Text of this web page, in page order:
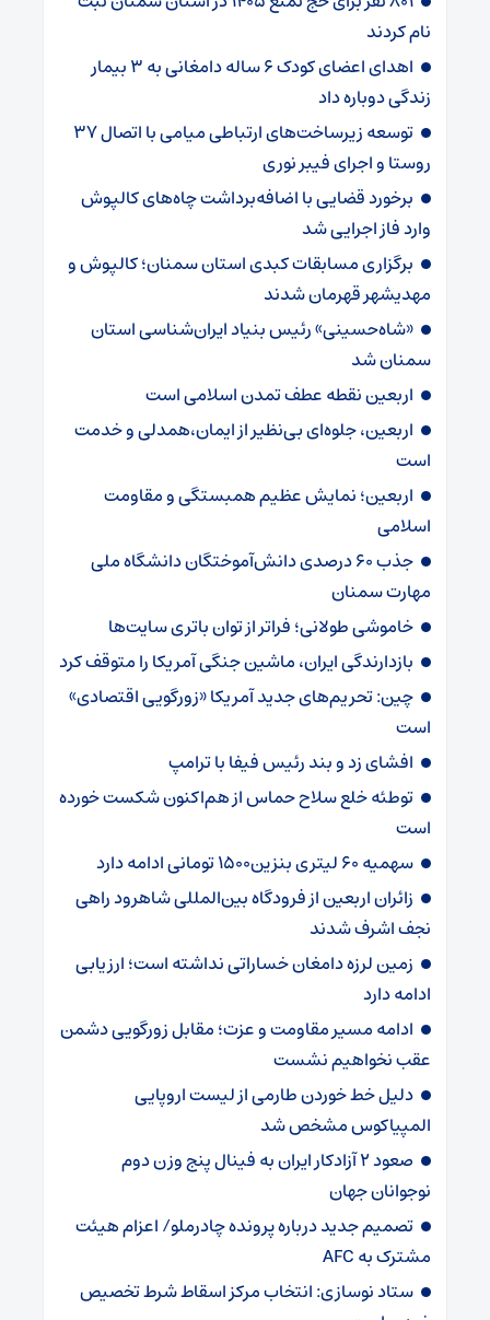
نام کردند
اهدای اعضای کودک ۶ ساله دامغانی به ۳ بیمار
زندگی دوباره داد
توسعه زیرساخت‌های ارتباطی میامی با اتصال ۳۷
روستا و اجرای فیبر نوری
برخورد قضایی با اضافه‌برداشت چاه‌های کالپوش
وارد فاز اجرایی شد
برگزاری مسابقات کبدی استان سمنان؛ کالپوش و
مهدیشهر قهرمان شدند
«شاه‌حسینی» رئیس بنیاد ایران‌شناسی استان
سمنان شد
اربعین نقطه عطف تمدن اسلامی است
اربعین، جلوه‌ای بی‌نظیر از ایمان،همدلی و خدمت
است
اربعین؛ نمایش عظیم همبستگی و مقاومت
اسلامی
جذب ۶۰ درصدی دانش‌آموختگان دانشگاه ملی
مهارت سمنان
خاموشی طولانی؛ فراتر از توان باتری سایت‌ها
بازدارندگی ایران، ماشین جنگی آمریکا را متوقف کرد
چین: تحریم‌های جدید آمریکا «زورگویی اقتصادی»
است
افشای زد و بند رئیس فیفا با ترامپ
توطئه خلع سلاح حماس از هم‌اکنون شکست خورده
است
سهمیه ۶۰ لیتری بنزین۱۵۰۰ تومانی ادامه دارد
زائران اربعین از فرودگاه بین‌المللی شاهرود راهی
نجف اشرف شدند
زمین لرزه دامغان خساراتی نداشته است؛ ارزیابی
ادامه دارد
ادامه مسیر مقاومت و عزت؛ مقابل زورگویی دشمن
عقب نخواهیم نشست
دلیل خط خوردن طارمی از لیست اروپایی
المپیاکوس مشخص شد
صعود ۲ آزادکار ایران به فینال پنج وزن دوم
نوجوانان جهان
تصمیم جدید درباره پرونده چادرملو/ اعزام هیئت
مشترک به AFC
ستاد نوسازی: انتخاب مرکز اسقاط شرط تخصیص